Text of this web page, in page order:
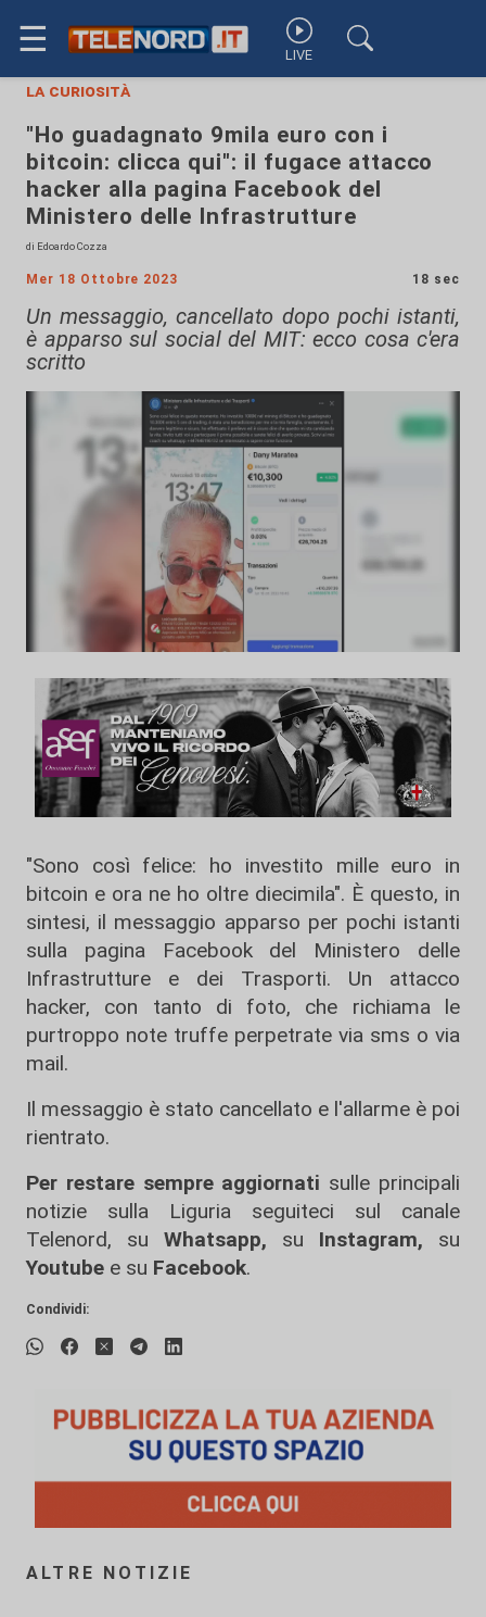
☰ LIVE
la curiosità
"Ho guadagnato 9mila euro con i
bitcoin: clicca qui": il fugace attacco
hacker alla pagina Facebook del
Ministero delle Infrastrutture
di Edoardo Cozza
Mer 18 Ottobre 2023 18 sec
Un messaggio, cancellato dopo pochi istanti,
è apparso sul social del MIT: ecco cosa c'era
scritto
"Sono così felice: ho investito mille euro in
bitcoin e ora ne ho oltre diecimila". È questo, in
sintesi, il messaggio apparso per pochi istanti
sulla pagina Facebook del Ministero delle
Infrastrutture e dei Trasporti. Un attacco
hacker, con tanto di foto, che richiama le
purtroppo note truffe perpetrate via sms o via
mail.
Il messaggio è stato cancellato e l'allarme è poi
rientrato.
Per restare sempre aggiornati sulle principali
notizie sulla Liguria seguiteci sul canale
Telenord, su
Whatsapp, su Instagram, su
Youtube e su Facebook.
Condividi:
ALTRE NOTIZIE